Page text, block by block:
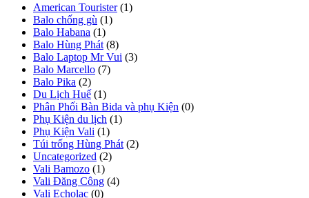
American Tourister (1)
Balo chống gù (1)
Balo Habana (1)
Balo Hùng Phát (8)
Balo Laptop Mr Vui (3)
Balo Marcello (7)
Balo Pika (2)
Du Lịch Huế (1)
Phân Phối Bàn Bida và phụ Kiện (0)
Phụ Kiện du lịch (1)
Phụ Kiện Vali (1)
Túi trống Hùng Phát (2)
Uncategorized (2)
Vali Bamozo (1)
Vali Đăng Công (4)
Vali Echolac (0)